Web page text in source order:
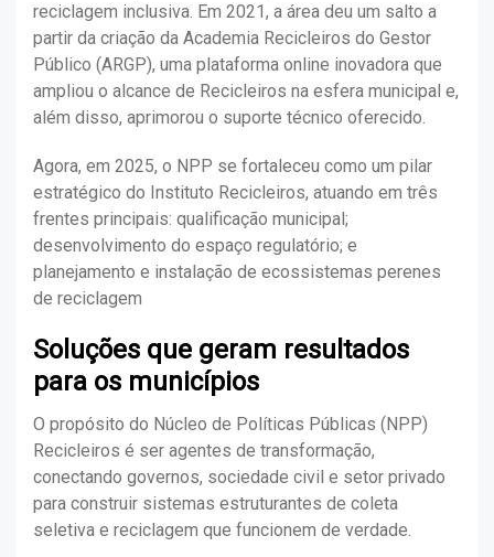
reciclagem inclusiva. Em 2021, a área deu um salto a
partir da criação da Academia Recicleiros do Gestor
Público (ARGP), uma plataforma online inovadora que
ampliou o alcance de Recicleiros na esfera municipal e,
além disso, aprimorou o suporte técnico oferecido.
Agora, em 2025, o NPP se fortaleceu como um pilar
estratégico do Instituto Recicleiros, atuando em três
frentes principais: qualificação municipal;
desenvolvimento do espaço regulatório; e
planejamento e instalação de ecossistemas perenes
de reciclagem
Soluções que geram resultados
para os municípios
O propósito do Núcleo de Políticas Públicas (NPP)
Recicleiros é ser agentes de transformação,
conectando governos, sociedade civil e setor privado
para construir sistemas estruturantes de coleta
seletiva e reciclagem que funcionem de verdade.